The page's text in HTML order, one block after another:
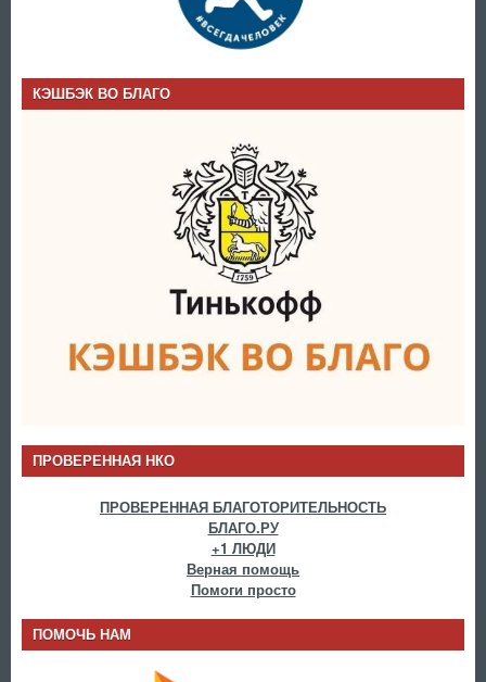
КЭШБЭК ВО БЛАГО
ПРОВЕРЕННАЯ НКО
ПРОВЕРЕННАЯ БЛАГОТОРИТЕЛЬНОСТЬ
БЛАГО.РУ
+1 ЛЮДИ
Верная помощь
Помоги просто
ПОМОЧЬ НАМ